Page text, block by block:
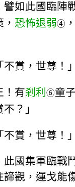
譬如此國臨陣
恐怖退弱④
賞，世尊！」
！有剎利 ⑥童
？」
賞，世尊！」
此國集軍臨
觀，運戈能